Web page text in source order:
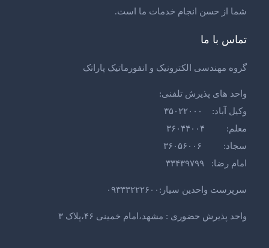
شما از حسن انجام خدمات ما است.
تماس با ما
گروه مهندسی الکترونیک و انفورماتیک پاراتک
واحد های پذیرش تلفنی:
وکیل آباد: ۳۵۰۲۲۰۰۰
معلم: ۳۶۰۴۴۰۰۴
سجاد: ۳۶۰۵۶۰۰۶
امام رضا: ۳۳۴۳۹۷۹۹
سرپرست واحدین سیار:۰۹۳۳۳۲۲۲۶۰۰
واحد پذیرش حضوری : مشهد،امام خمینی ۴۶،پلاک ۳